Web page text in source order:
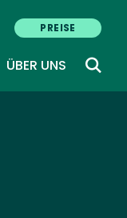
PREISE
ÜBER UNS